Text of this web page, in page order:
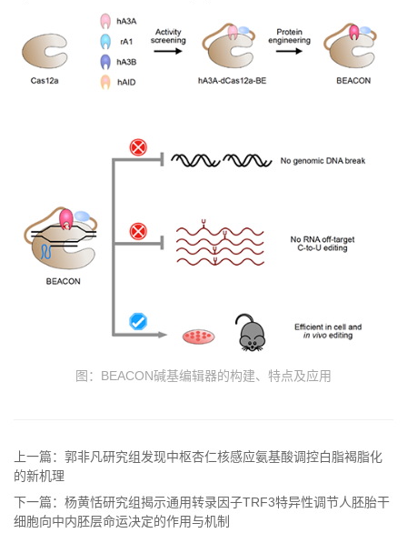
图：BEACON碱基编辑器的构建、特点及应用
上一篇：郭非凡研究组发现中枢杏仁核感应氨基酸调控白脂褐脂化
的新机理
下一篇：杨黄恬研究组揭示通用转录因子TRF3特异性调节人胚胎干
细胞向中内胚层命运决定的作用与机制